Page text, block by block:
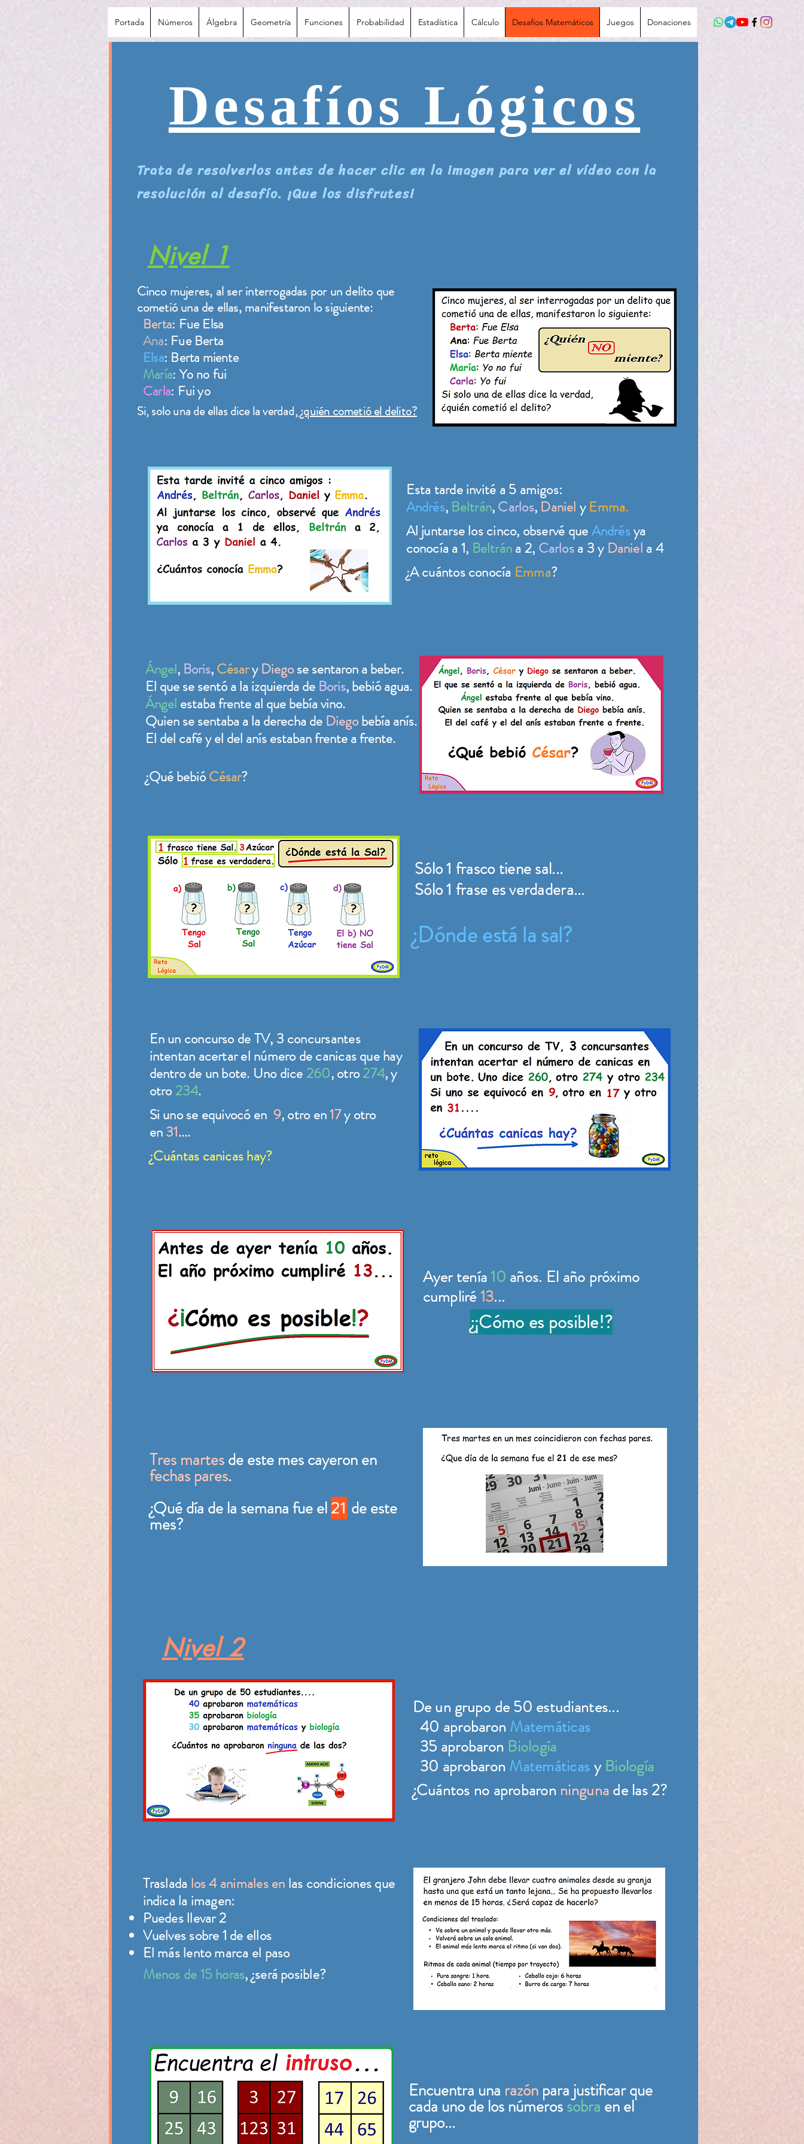
Portada Números Álgebra Geometría Funciones Probabilidad Estadística Cálculo Desafíos Matemáticos Juegos Donaciones
Desafíos Lógicos
Trata de resolverlos antes de hacer clic en la imagen para ver el vídeo con la
resolución al desafío. ¡Que los disfrutes!
Nivel 1
Cinco mujeres, al ser interrogadas por un delito que
cometió una de ellas, manifestaron lo siguiente:
Berta: Fue Elsa
Ana: Fue Berta
Elsa: Berta miente
María: Yo no fui
Carla: Fui yo
Si, solo una de ellas dice la verdad,¿quién cometió el delito?
Esta tarde invité a 5 amigos:
Andrés, Beltrán,Carlos, Daniel yEmma.
Al juntarse los cinco, observé queAndrésya
conocía a 1, Beltrána 2, Carlosa 3 y Daniel a 4
¿A cuántos conocía Emma?
Ángel, Boris,CésaryDiegose sentaron a beber.
El que se sentó a la izquierda de Boris, bebió agua.
Ángel estaba frente al que bebía vino.
Quien se sentaba a la derecha de Diegobebía anís.
El del café y el del anís estaban frente a frente.
¿Qué bebióCésar?
Sólo 1 frasco tiene sal...
Sólo 1 frase es verdadera...
¿Dónde está la sal?
En un concurso de TV, 3 concursantes
intentan acertar el número de canicas que hay
dentro de un bote. Uno dice 260, otro274,y
otro234.
Si uno se equivocó en 9, otro en17y otro
en31....
¿Cuántas canicas hay?
Ayer tenía10 años. El año próximo
cumpliré13...
¿¡Cómo es posible!?
Tres martesde este mes cayeron en
fechas pares.
¿Qué día de la semana fue el21 de este
mes?
Nivel 2
De un grupo de 50 estudiantes...
40 aprobaron Matemáticas
35 aprobaron Biología
30 aprobaron Matemáticasy Biología
¿Cuántos no aprobaron ningunade las 2?
Traslada los 4 animales en las condiciones que
indica la imagen:
Puedes llevar 2
Vuelves sobre 1 de ellos
El más lento marca el paso
Menos de 15 horas, ¿será posible?
Encuentra una razón para justificar que
cada uno de los númerossobra en el
grupo...